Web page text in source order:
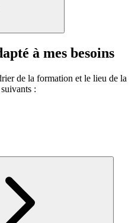
à mes besoins
de la formation et le lieu de la
: